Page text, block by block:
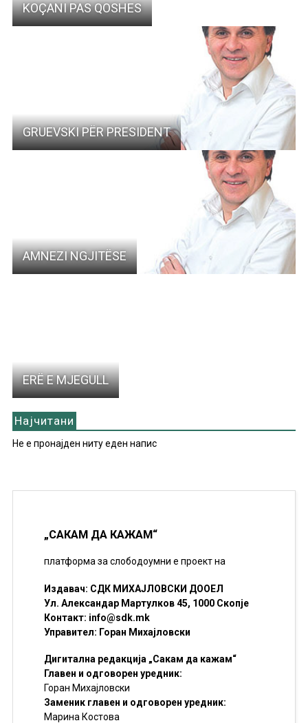
KOÇANI PAS QOSHES
GRUEVSKI PËR PRESIDENT
AMNEZI NGJITËSE
ERË E MJEGULL
Најчитани
Не е пронајден ниту еден напис
„САКАМ ДА КАЖАМ“
платформа за слободоумни е проект на
Издавач: СДК МИХАЈЛОВСКИ ДООЕЛ
Ул. Александар Мартулков 45, 1000 Скопје
Контакт: info@sdk.mk
Управител: Горан Михајловски
Дигитална редакција „Сакам да кажам“
Главен и одговорен уредник:
Горан Михајловски
Заменик главен и одговорен уредник:
Марина Костова